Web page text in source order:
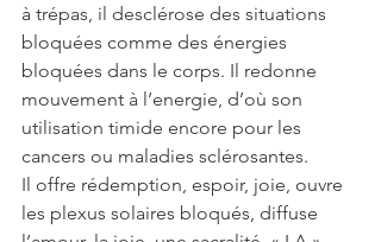
à trépas, il desclérose des situations
bloquées comme des énergies
bloquées dans le corps. Il redonne
mouvement à l’energie, d’où son
utilisation timide encore pour les
cancers ou maladies sclérosantes.
Il offre rédemption, espoir, joie, ouvre
les plexus solaires bloqués, diffuse